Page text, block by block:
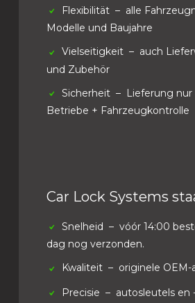
Flexibilität – alle
Modelle und Baujahre
Vielseitigkeit – auch
und Zubehör
Sicherheit – Lieferung nur
Betriebe + Fahrzeugkontrolle
Car Lock Systems
Snelheid – vóór 14:00
dag nog verzonden.
Kwaliteit – originele OEM-
Precisie – autosleutels en